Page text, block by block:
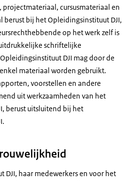
projectmateriaal, cursusmateriaal en
berust bij het Opleidingsinstituut DJI,
op het werk zelf is
schriftelijke
DJI mag door de
materiaal worden gebruikt.
voorstellen en andere
uit werkzaamheden van het
berust uitsluitend bij het
DJI, haar medewerkers en voor het